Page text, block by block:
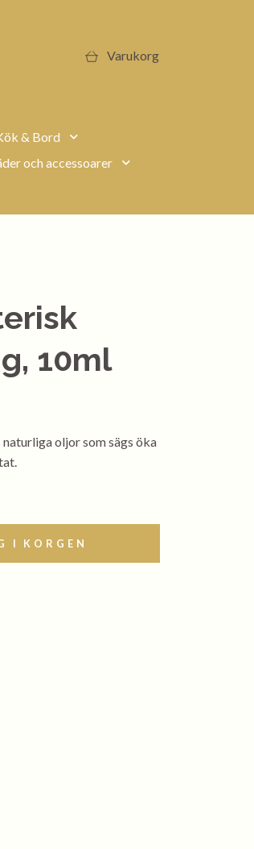
Varukorg
& Bord
och accessoarer
10ml
oljor som sägs öka
I KORGEN